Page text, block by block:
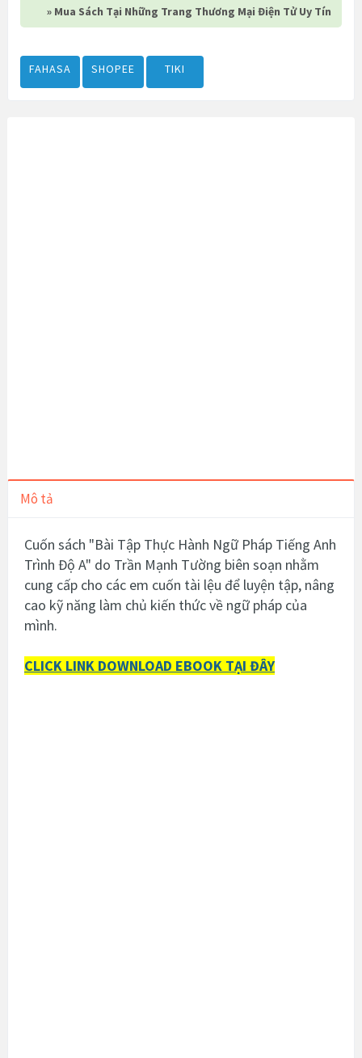
» Mua Sách Tại Những Trang Thương Mại Điện Tử Uy Tín
FAHASA SHOPEE TIKI
Mô tả
Cuốn sách "Bài Tập Thực Hành Ngữ Pháp Tiếng Anh
Trình Độ A" do Trần Mạnh Tường biên soạn nhằm
cung cấp cho các em cuốn tài lệu để luyện tập, nâng
cao kỹ năng làm chủ kiến thức về ngữ pháp của
mình.
CLICK LINK DOWNLOAD EBOOK TẠI ĐÂY